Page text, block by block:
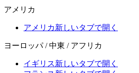
アメリカ
アメリカ新しいタブで開く
ヨーロッパ / 中東 / アフリカ
イギリス新しいタブで開く